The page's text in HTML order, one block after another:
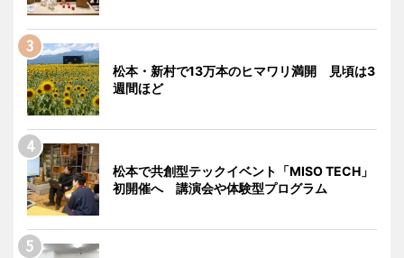
松本・新村で13万本のヒマワリ満開 見頃は3
週間ほど
松本で共創型テックイベント「MISO TECH」
初開催へ 講演会や体験型プログラム